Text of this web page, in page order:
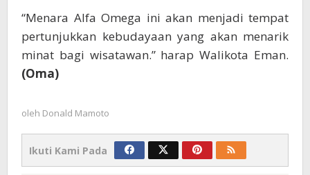
“Menara Alfa Omega ini akan menjadi tempat
pertunjukkan kebudayaan yang akan menarik
minat bagi wisatawan.” harap Walikota Eman.
(Oma)
oleh Donald Mamoto
Ikuti Kami Pada